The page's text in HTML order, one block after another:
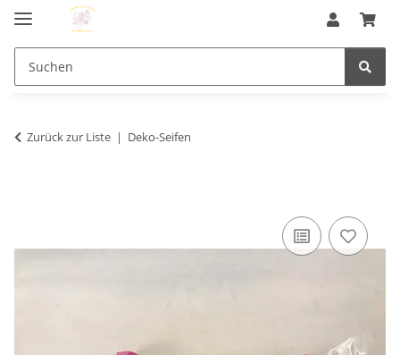
Zurück zur Liste Deko-Seifen